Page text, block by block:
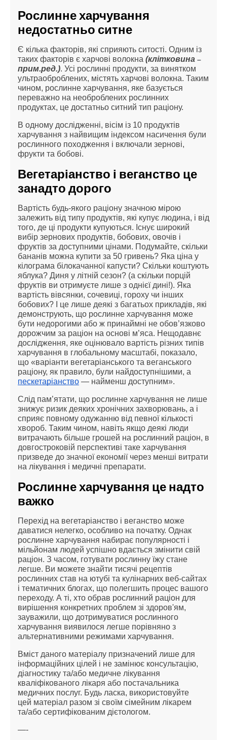
Рослинне харчування
недостатньо ситне
Є кілька факторів, які сприяють ситості. Одним із
таких факторів є харчові волокна (клітковина –
прим.ред.). Усі рослинні продукти, за винятком
ультраоброблених, містять харчові волокна. Таким
чином, рослинне харчування, яке базується
переважно на необроблених рослинних
продуктах, це достатньо ситний тип раціону.
В одному дослідженні, вісім із 10 продуктів
харчування з найвищим індексом насичення були
рослинного походження і включали зернові,
фрукти та бобові.
Вегетаріанство і веганство це
занадто дорого
Вартість будь-якого раціону значною мірою
залежить від типу продуктів, які купує людина, і від
того, де ці продукти купуються. Існує широкий
вибір зернових продуктів, бобових, овочів і
фруктів за доступними цінами. Подумайте, скільки
бананів можна купити за 50 гривень? Яка ціна у
кілограма білокачанної капусти? Скільки коштують
яблука? Диня у літній сезон? (а скільки порцій
фруктів ви отримуєте лише з однієї дині!). Яка
вартість вівсянки, сочевиці, гороху чи інших
бобових? І це лише деякі з багатьох прикладів, які
демонструють, що рослинне харчування може
бути недорогими або ж принаймні не обов’язково
дорожчим за раціон на основі м’яса. Нещодавнє
дослідження, яке оцінювало вартість різних типів
харчування в глобальному масштабі, показало,
що «варіанти вегетаріанського та веганського
раціону, як правило, були найдоступнішими, а
пескетаріанство — найменш доступним».
Слід пам’ятати, що рослинне харчування не лише
знижує ризик деяких хронічних захворювань, а і
сприяє повному одужанню від певної кількості
хвороб. Таким чином, навіть якщо деякі люди
витрачають більше грошей на рослинний раціон, в
довгостроковій перспективі таке харчування
призведе до значної економії через менші витрати
на лікування і медичні препарати.
Рослинне харчування це надто
важко
Перехід на вегетаріанство і веганство може
даватися нелегко, особливо на початку. Однак
рослинне харчування набирає популярності і
мільйонам людей успішно вдається змінити свій
раціон. З часом, готувати рослинну їжу стане
легше. Ви можете знайти тисячі рецептів
рослинних став на ютубі та кулінарних веб-сайтах
і тематичних блогах, що полегшить процес вашого
переходу. А ті, хто обрав рослинний раціон для
вирішення конкретних проблем зі здоров'ям,
зауважили, що дотримуватися рослинного
харчування виявилося легше порівняно з
альтернативними режимами харчування.
Вміст даного матеріалу призначений лише для
інформаційних цілей і не замінює консультацію,
діагностику та/або медичне лікування
кваліфікованого лікаря або постачальника
медичних послуг. Будь ласка, використовуйте
цей матеріал разом зі своїм сімейним лікарем
та/або сертифікованим дієтологом.
—-